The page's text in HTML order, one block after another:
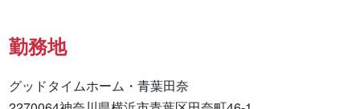
勤務地
グッドタイムホーム・青葉田奈